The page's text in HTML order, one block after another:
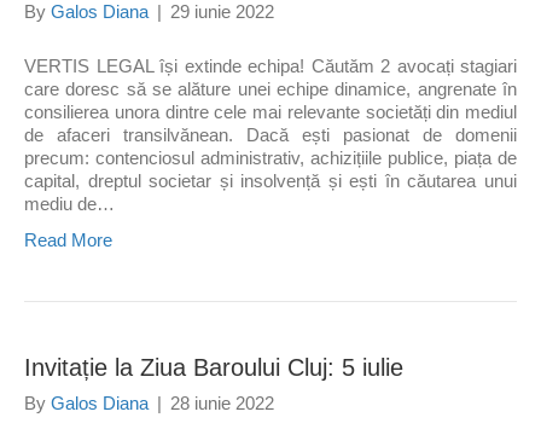
By Galos Diana | 29 iunie 2022
VERTIS LEGAL își extinde echipa! Căutăm 2 avocați stagiari
care doresc să se alăture unei echipe dinamice, angrenate în
consilierea unora dintre cele mai relevante societăți din mediul
de afaceri transilvănean. Dacă ești pasionat de domenii
precum: contenciosul administrativ, achizițiile publice, piața de
capital, dreptul societar și insolvență și ești în căutarea unui
mediu de…
Read More
Invitație la Ziua Baroului Cluj: 5 iulie
By Galos Diana | 28 iunie 2022